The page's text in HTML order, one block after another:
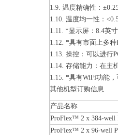
1.9. 温度精确性：
1.10. 温度均一性：
1.11. *显示屏：8.4英
1.12. *具有市面上多
1.13. 操控：可以进行
1.14. 存储能力：在主
1.15. *具有WiFi功能
其他机型订购信息
产品名称
ProFlex™ 2 x 384-well
ProFlex™ 2 x 96-well